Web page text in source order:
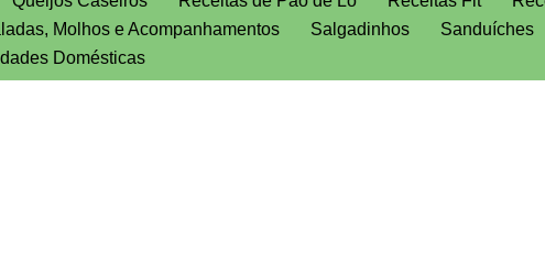
Molhos e Acompanhamentos Salgadinhos Sanduíches
Domésticas